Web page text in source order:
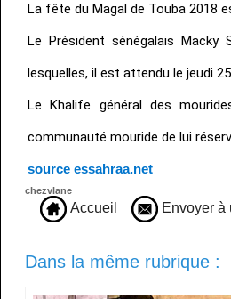
La fête du Magal de Touba 2018
Le Président sénégalais
lesquelles, il est attendu le jeudi
Le Khalife général des
communauté mouride de lui
source essahraa.net
chezvlane
Accueil Envoyer à
Dans la même rubrique :